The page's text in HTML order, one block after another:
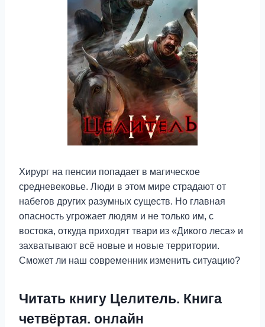
Хирург на пенсии попадает в магическое
средневековье. Люди в этом мире страдают от
набегов других разумных существ. Но главная
опасность угрожает людям и не только им, с
востока, откуда приходят твари из «Дикого леса» и
захватывают всё новые и новые территории.
Сможет ли наш современник изменить ситуацию?
Читать книгу Целитель. Книга
четвёртая. онлайн